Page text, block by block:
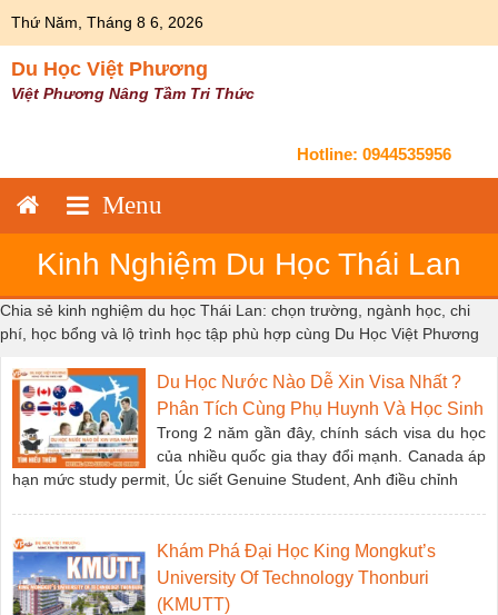
Thứ Năm, Tháng 8 6, 2026
Du Học Việt Phương
Việt Phương Nâng Tầm Tri Thức
Hotline: 0944535956
Kinh Nghiệm Du Học Thái Lan
Chia sẻ kinh nghiệm du học Thái Lan: chọn trường, ngành học, chi
phí, học bổng và lộ trình học tập phù hợp cùng Du Học Việt Phương
Du Học Nước Nào Dễ Xin Visa Nhất ?
Phân Tích Cùng Phụ Huynh Và Học Sinh
Trong 2 năm gần đây, chính sách visa du học
của nhiều quốc gia thay đổi mạnh. Canada áp
hạn mức study permit, Úc siết Genuine Student, Anh điều chỉnh
Khám Phá Đại Học King Mongkut’s
University Of Technology Thonburi
(KMUTT)